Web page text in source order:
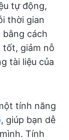
tự động,
thời gian
cách
tốt, giảm nỗ
tài liệu của
tính năng
, giúp bạn dễ
Tính